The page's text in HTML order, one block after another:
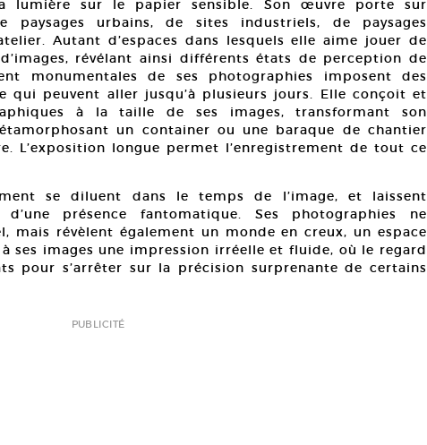
lumière sur le papier sensible. Son œuvre porte sur
paysages urbains, de sites industriels, de paysages
Autant d’espaces dans lesquels elle aime jouer de
révélant ainsi différents états de perception de
monumentales de ses photographies imposent des
qui peuvent aller jusqu’à plusieurs jours. Elle conçoit et
à la taille de ses images, transformant son
un container ou une baraque de chantier
L’exposition longue permet l’enregistrement de tout ce
se diluent dans le temps de l’image, et laissent
présence fantomatique. Ses photographies ne
mais révèlent également un monde en creux, un espace
ses images une impression irréelle et fluide, où le regard
pour s’arrêter sur la précision surprenante de certains
PUBLICITÉ